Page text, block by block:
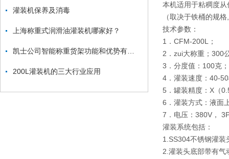
灌装机保养及消毒
上海称重式润滑油灌装机哪家好？
200L灌装机的三大行业应用
本机适用于粘稠度
（取决于铁桶的规
技术参数：
1．CFM-200L；
2．zui大称重；300
3．分度值：100克；
4．灌装速度：40-
5．罐装精度：X（
6．灌装方式：液面
7．电压：380V，
灌装系统包括：
1.SS304不锈钢灌装
2.灌装头底部带有气